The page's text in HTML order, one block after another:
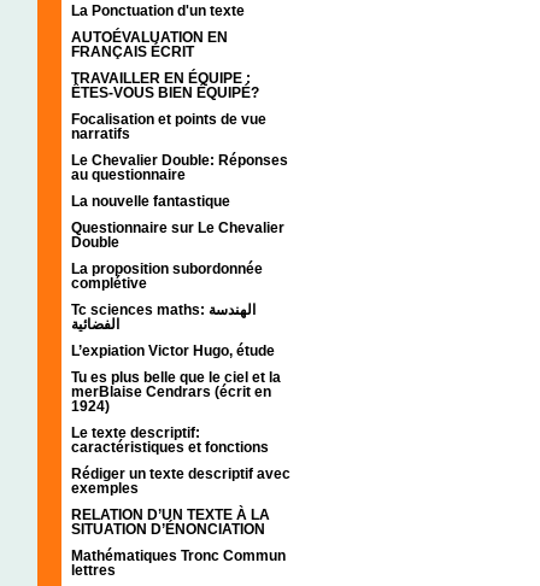
La Ponctuation d'un texte
AUTOÉVALUATION EN
FRANÇAIS ÉCRIT
TRAVAILLER EN ÉQUIPE :
ÊTES-VOUS BIEN ÉQUIPÉ?
Focalisation et points de vue
narratifs
Le Chevalier Double: Réponses
au questionnaire
La nouvelle fantastique
Questionnaire sur Le Chevalier
Double
La proposition subordonnée
complétive
Tc sciences maths: الهندسة
الفضائية
L’expiation Victor Hugo, étude
Tu es plus belle que le ciel et la
merBlaise Cendrars (écrit en
1924)
Le texte descriptif:
caractéristiques et fonctions
Rédiger un texte descriptif avec
exemples
RELATION D’UN TEXTE À LA
SITUATION D’ÉNONCIATION
Mathématiques Tronc Commun
lettres